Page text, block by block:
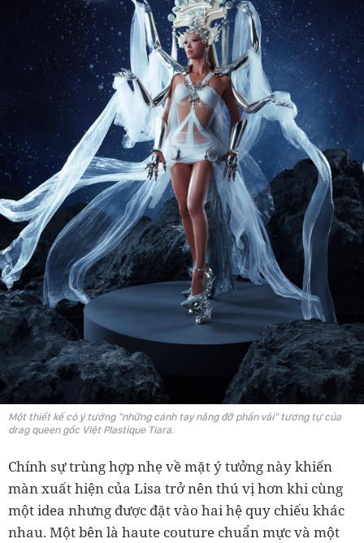
Một thiết kế có ý tưởng "những cánh tay nâng đỡ phần vải" tương tự của
drag queen gốc Việt Plastique Tiara.
Chính sự trùng hợp nhẹ về mặt ý tưởng này khiến
màn xuất hiện của Lisa trở nên thú vị hơn khi cùng
một idea nhưng được đặt vào hai hệ quy chiếu khác
nhau. Một bên là haute couture chuẩn mực và một